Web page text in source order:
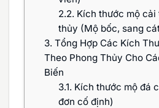
2.2. Kích thước mộ
thủy (Mộ bốc, sang
3. Tổng Hợp Các Kích
Theo Phong Thủy Cho
Biến
3.1. Kích thước mộ đá
đơn cố định)